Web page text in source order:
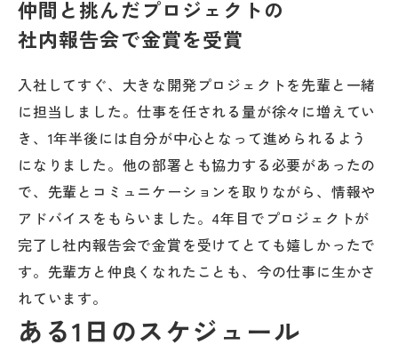
仲間と挑んだプロジェクトの
社内報告会で金賞を受賞
入社してすぐ、大きな開発プロジェクトを先輩と一緒
に担当しました。仕事を任される量が徐々に増えてい
き、1年半後には自分が中心となって進められるよう
になりました。他の部署とも協力する必要があったの
で、先輩とコミュニケーションを取りながら、情報や
アドバイスをもらいました。4年目でプロジェクトが
完了し社内報告会で金賞を受けてとても嬉しかったで
す。先輩方と仲良くなれたことも、今の仕事に生かさ
れています。
ある1日のスケジュール